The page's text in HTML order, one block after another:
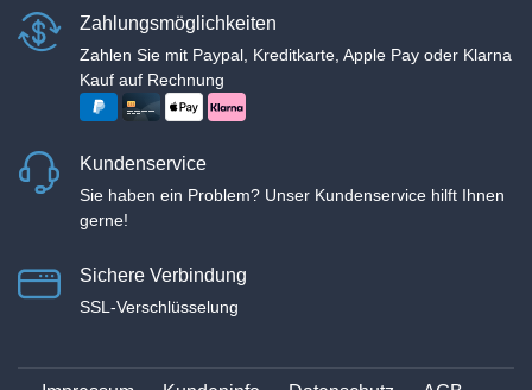
Zahlungsmöglichkeiten
Zahlen Sie mit Paypal, Kreditkarte, Apple Pay oder Klarna
Kauf auf Rechnung
Kundenservice
Sie haben ein Problem? Unser Kundenservice hilft Ihnen
gerne!
Sichere Verbindung
SSL-Verschlüsselung